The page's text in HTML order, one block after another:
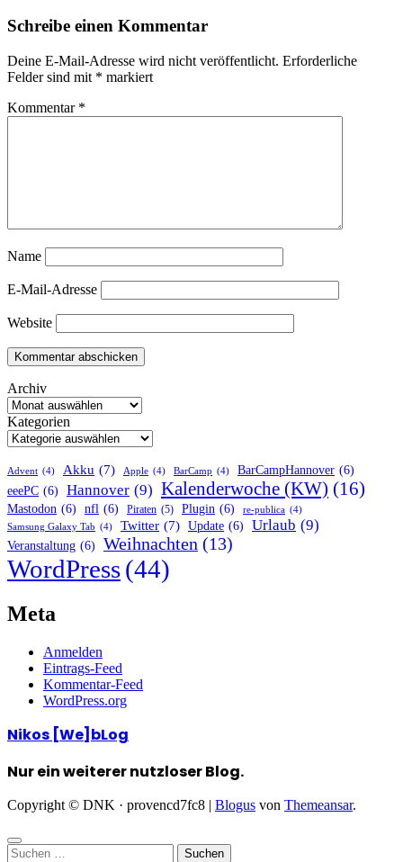
Schreibe einen Kommentar
Deine E-Mail-Adresse wird nicht veröffentlicht. Erforderliche
Felder sind mit * markiert
Kommentar *
Name
E-Mail-Adresse
Website
Archiv
Kategorien
Advent (4) Akku (7) Apple (4) BarCamp (4) BarCampHannover (6)
eeePC (6) Hannover (9) Kalenderwoche (KW) (16)
Mastodon (6) nfl (6) Piraten (5) Plugin (6) re-publica (4)
Samsung Galaxy Tab (4) Twitter (7) Update (6) Urlaub (9)
Veranstaltung (6) Weihnachten (13)
WordPress(44)
Meta
Anmelden
Eintrags-Feed
Kommentar-Feed
WordPress.org
Nikos [We]bLog
Nur ein weiterer nutzloser Blog.
Copyright © DNK · provencd7fc8 | Blogus von Themeansar.
Suchen